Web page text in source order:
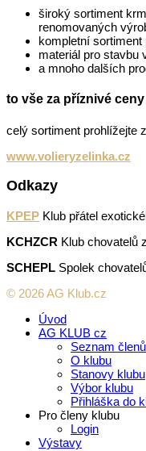
široký sortiment
renomovaných
kompletní
materiál pro stavbu
a mnoho dalších
to vše za příznivé ceny
celý sortiment prohlížejte
www.volieryzelinka.cz
Odkazy
KPEP Klub přátel
KCHZCR Klub chovatelů
SCHEPL Spolek
© 2026 AG Klub.cz
Úvod
AG KLUB cz
Seznam členů
O klubu
Stanovy klubu
Výbor klubu
Přihláška do
Pro členy klubu
Login
Výstavy